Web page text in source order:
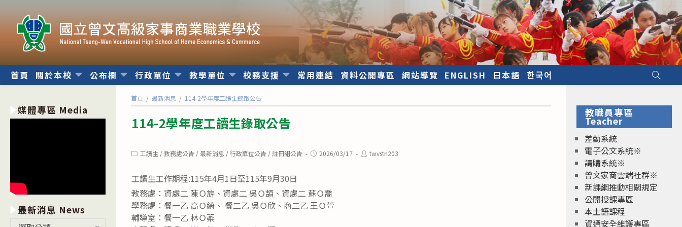
內
首頁 關於本校 公布欄 行政單位 教學單位 校務支援 常用連結 資料公開專區 網站導覽 ENGLISH 日本語 한국어
首頁 / 最新消息 / 114-2學年度工讀生錄取公告
114-2學年度工讀生錄取公告
Post工讀生 / 教務處公告 / 最新消息 / 行政單位公告 / 註冊組公告
Post2026/03/17
Posttwvstn203
工讀生工作期程:115年4月1日至115年9月30日
教務處：資處二 陳Ｏ旂、資處二 吳Ｏ頡、資處二 蘇Ｏ喬
學務處：餐一乙 高Ｏ綺、 餐二乙 吳Ｏ欣、商二乙 王Ｏ萱
輔導室：餐一乙 林Ｏ葇
媒體專區 Media
最新消息 News
教職員專區
Teacher
差勤系統
電子公文系統※
請購系統※
曾文家商雲端社群※
新課綱推動相關規定
公開授課專區
本土語課程
資通安全維護專區